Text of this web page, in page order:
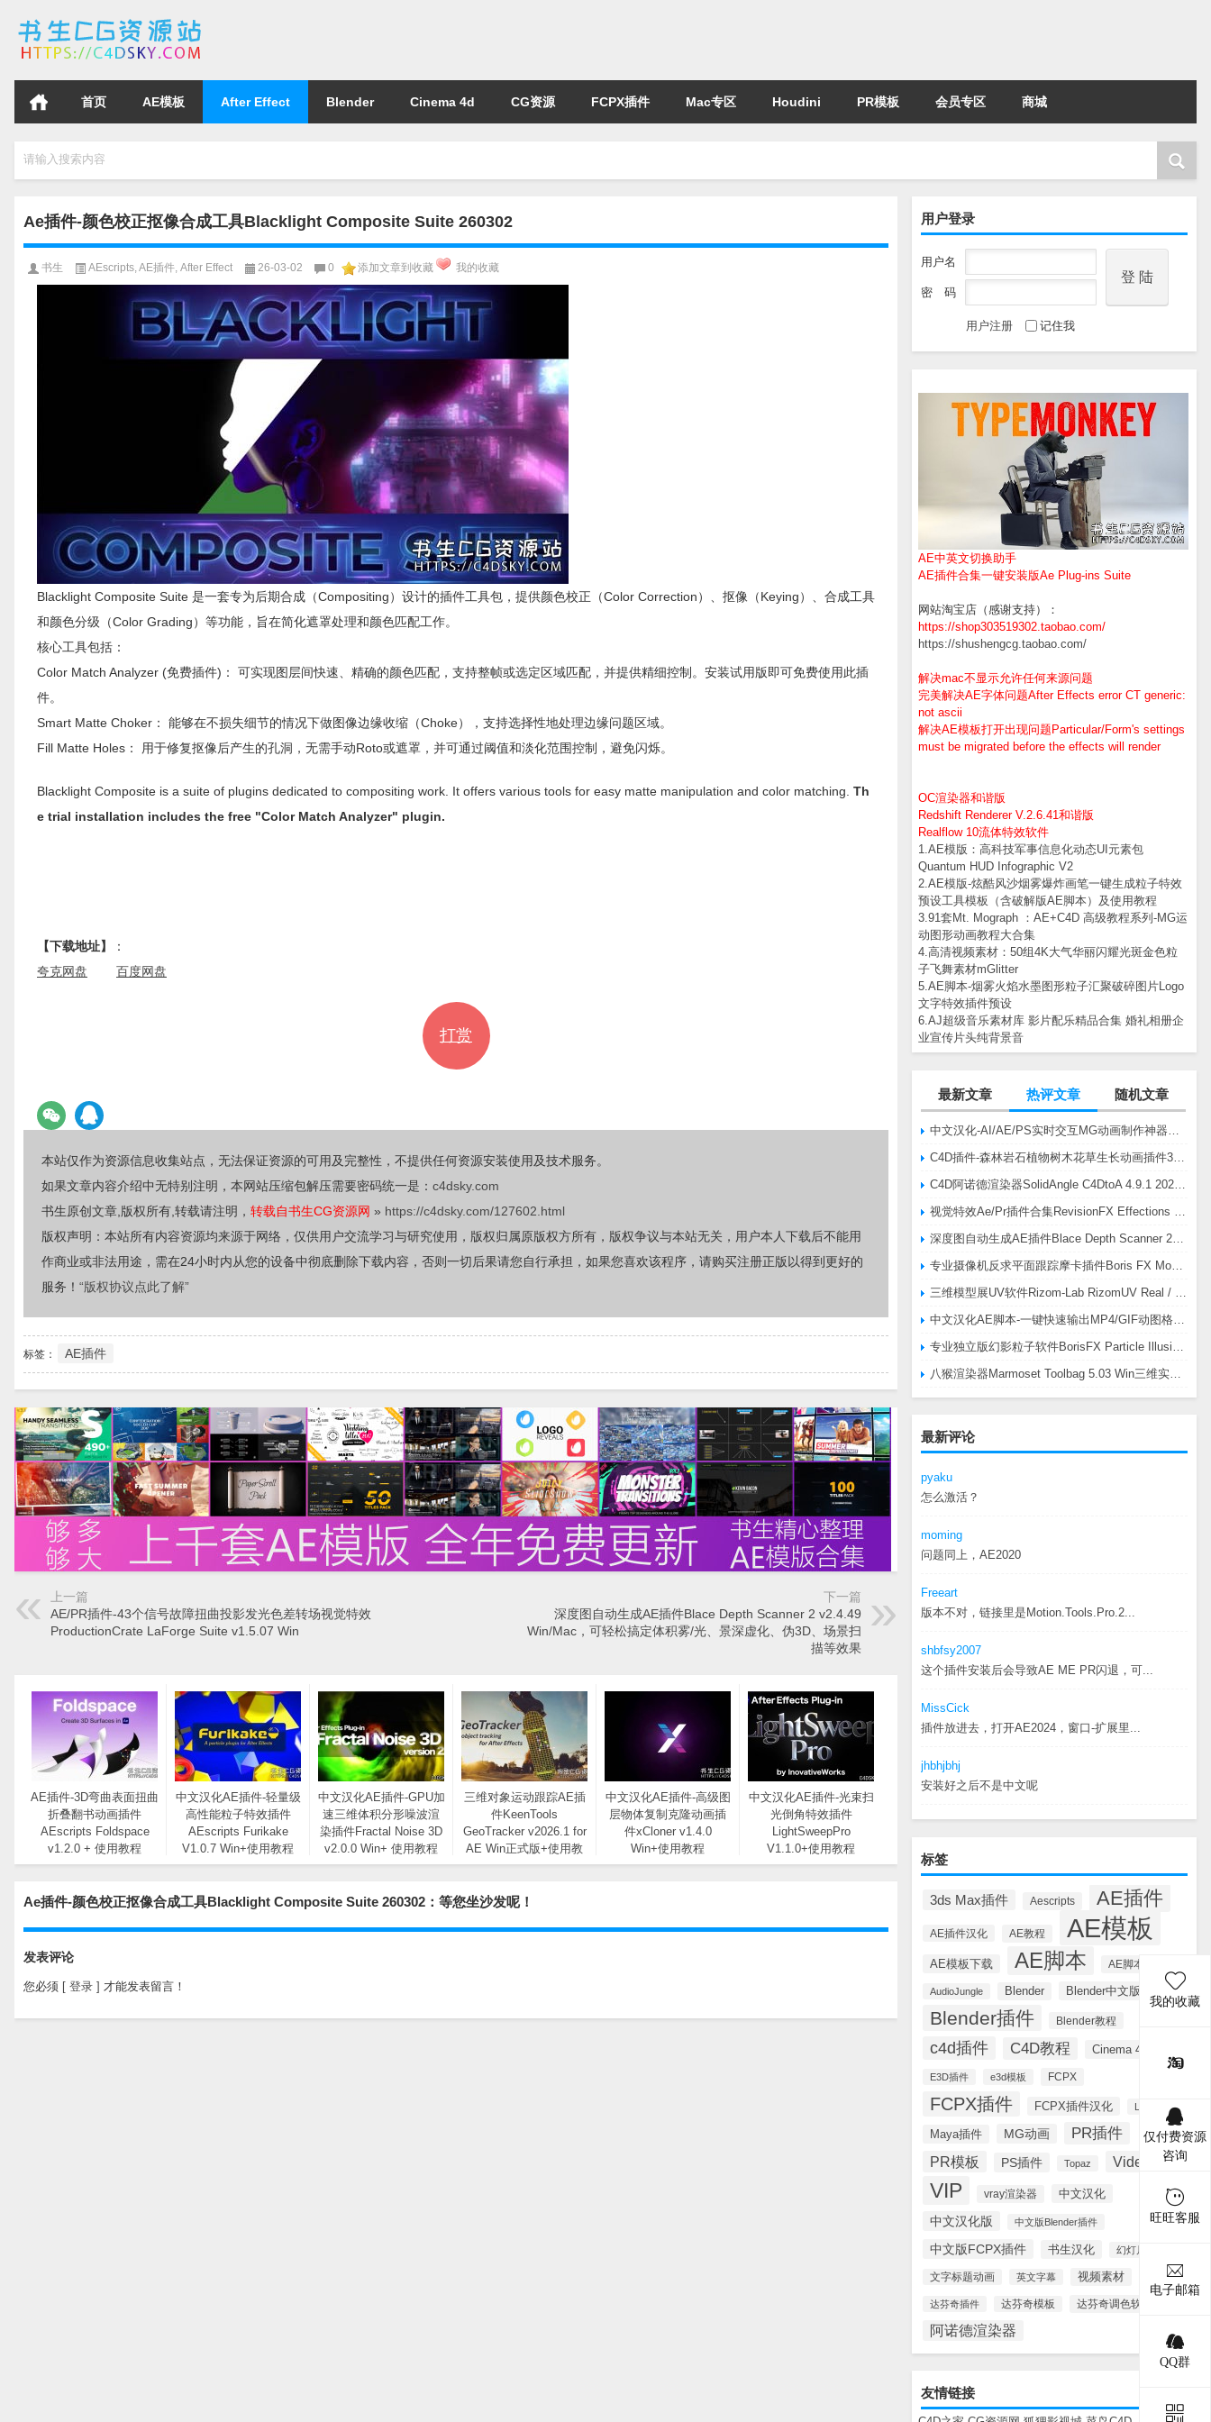
首页 AE模板 After Effect Blender Cinema 4d CG资源 FCPX插件 Mac专区 Houdini PR模板 会员专区 商城
请输入搜索内容
用户登录
用户名
密 码
用户注册 记住我
AE中英文切换助手
AE插件合集一键安装版Ae Plug-ins Suite
网站淘宝店（感谢支持）：
https://shop303519302.taobao.com/
https://shushengcg.taobao.com/
解决mac不显示允许任何来源问题
完美解决AE字体问题After Effects error CT generic:
not ascii
解决AE模板打开出现问题Particular/Form's settings
must be migrated before the effects will render
OC渲染器和谐版
Redshift Renderer V.2.6.41和谐版
Realflow 10流体特效软件
1.AE模版：高科技军事信息化动态UI元素包
Quantum HUD Infographic V2
2.AE模版-炫酷风沙烟雾爆炸画笔一键生成粒子特效
预设工具模板（含破解版AE脚本）及使用教程
3.91套Mt. Mograph ：AE+C4D 高级教程系列-MG运
动图形动画教程大合集
4.高清视频素材：50组4K大气华丽闪耀光斑金色粒
子飞舞素材mGlitter
5.AE脚本-烟雾火焰水墨图形粒子汇聚破碎图片Logo
文字特效插件预设
6.AJ超级音乐素材库 影片配乐精品合集 婚礼相册企
业宣传片头纯背景音
最新文章 热评文章 随机文章
最新评论
pyaku
怎么激活？
moming
问题同上，AE2020
Freeart
版本不对，链接里是Motion.Tools.Pro.2...
shbfsy2007
这个插件安装后会导致AE ME PR闪退，可...
MissCick
插件放进去，打开AE2024，窗口-扩展里...
jhbhjbhj
安装好之后不是中文呢
标签
3ds Max插件 Aescripts AE插件
AE插件汉化 AE教程 AE模板
AE模板下载 AE脚本 AE脚本汉化
AudioJungle Blender Blender中文版插件
Blender插件 Blender教程
c4d插件 C4D教程 Cinema 4D
E3D插件 e3d模板 FCPX
FCPX插件 FCPX插件汉化 Lynda
Maya插件 MG动画 PR插件
PR模板 PS插件 Topaz Videohive
VIP vray渲染器 中文汉化
中文汉化版 中文版Blender插件
中文版FCPX插件 书生汉化 幻灯片模板
文字标题动画 英文字幕 视频素材
达芬奇插件 达芬奇模板 达芬奇调色软件
阿诺德渲染器
友情链接
Ae插件-颜色校正抠像合成工具Blacklight Composite Suite 260302
书生 AEscripts,AE插件, After Effect 26-03-02 0 添加文章到收藏 我的收藏
Blacklight Composite Suite 是一套专为后期合成（Compositing）设计的插件工具包，提供颜色校正（Color Correction）、抠像（Keying）、合成工具
和颜色分级（Color Grading）等功能，旨在简化遮罩处理和颜色匹配工作。
核心工具包括：
Color Match Analyzer (免费插件)： 可实现图层间快速、精确的颜色匹配，支持整帧或选定区域匹配，并提供精细控制。安装试用版即可免费使用此插
件。
Smart Matte Choker： 能够在不损失细节的情况下做图像边缘收缩（Choke），支持选择性地处理边缘问题区域。
Fill Matte Holes： 用于修复抠像后产生的孔洞，无需手动Roto或遮罩，并可通过阈值和淡化范围控制，避免闪烁。
Blacklight Composite is a suite of plugins dedicated to compositing work. It offers various tools for easy matte manipulation and color matching. Th
e trial installation includes the free "Color Match Analyzer" plugin.
【下载地址】
：
夸克网盘
百度网盘
打赏
本站仅作为资源信息收集站点，无法保证资源的可用及完整性，不提供任何资源安装使用及技术服务。
如果文章内容介绍中无特别注明，本网站压缩包解压需要密码统一是： c4dsky.com
书生原创文章,版权所有,转载请注明， 转载自书生CG资源网 » https://c4dsky.com/127602.html
版权声明：本站所有内容资源均来源于网络，仅供用户交流学习与研究使用，版权归属原版权方所有，版权争议与本站无关，用户本人下载后不能用
作商业或非法用途，需在24小时内从您的设备中彻底删除下载内容，否则一切后果请您自行承担，如果您喜欢该程序，请购买注册正版以得到更好的
服务！ “版权协议点此了解”
标签： AE插件
上一篇
AE/PR插件-43个信号故障扭曲投影发光色差转场视觉特效
ProductionCrate LaForge Suite v1.5.07 Win
下一篇
深度图自动生成AE插件Blace Depth Scanner 2 v2.4.49
Win/Mac，可轻松搞定体积雾/光、景深虚化、伪3D、场景扫
描等效果
AE插件-3D弯曲表面扭曲
折叠翻书动画插件
AEscripts Foldspace
v1.2.0 + 使用教程
中文汉化AE插件-轻量级
高性能粒子特效插件
AEscripts Furikake
V1.0.7 Win+使用教程
中文汉化AE插件-GPU加
速三维体积分形噪波渲
染插件Fractal Noise 3D
v2.0.0 Win+ 使用教程
三维对象运动跟踪AE插
件KeenTools
GeoTracker v2026.1 for
AE Win正式版+使用教
程
中文汉化AE插件-高级图
层物体复制克隆动画插
件xCloner v1.4.0
Win+使用教程
中文汉化AE插件-光束扫
光倒角特效插件
LightSweepPro
V1.1.0+使用教程
Ae插件-颜色校正抠像合成工具Blacklight Composite Suite 260302：等您坐沙发呢！
发表评论
您必须 [ 登录 ] 才能发表留言！
我的收藏
仅付费资源
咨询
旺旺客服
电子邮箱
QQ群